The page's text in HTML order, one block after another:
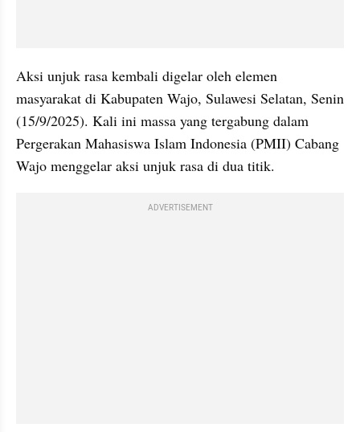
Aksi unjuk rasa kembali digelar oleh elemen
masyarakat di Kabupaten Wajo, Sulawesi Selatan, Senin
(15/9/2025). Kali ini massa yang tergabung dalam
Pergerakan Mahasiswa Islam Indonesia (PMII) Cabang
Wajo menggelar aksi unjuk rasa di dua titik.
ADVERTISEMENT